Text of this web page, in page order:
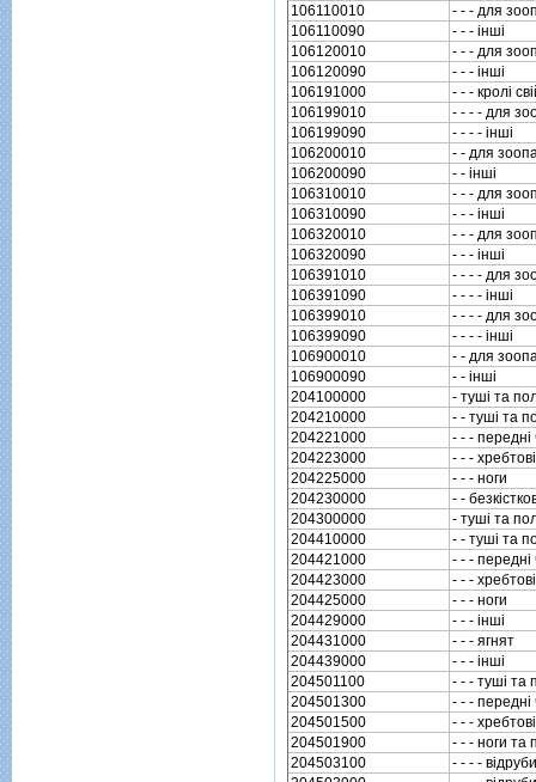
106110010
- - - для
106110090
- - - iншi
106120010
- - - для
106120090
- - - iншi
106191000
- - - кролi
106199010
- - - - для
106199090
- - - - iншi
106200010
- - для
106200090
- - iншi
106310010
- - - для
106310090
- - - iншi
106320010
- - - для
106320090
- - - iншi
106391010
- - - - для
106391090
- - - - iншi
106399010
- - - - для
106399090
- - - - iншi
106900010
- - для
106900090
- - iншi
204100000
- тушi та
204210000
- - тушi та
204221000
- - - переднi
204223000
- - -
204225000
- - - ноги
204230000
- -
204300000
- тушi та
204410000
- - тушi та
204421000
- - - переднi
204423000
- - -
204425000
- - - ноги
204429000
- - - iншi
204431000
- - - ягнят
204439000
- - - iншi
204501100
- - - тушi та
204501300
- - - переднi
204501500
- - -
204501900
- - - ноги та
204503100
- - - -